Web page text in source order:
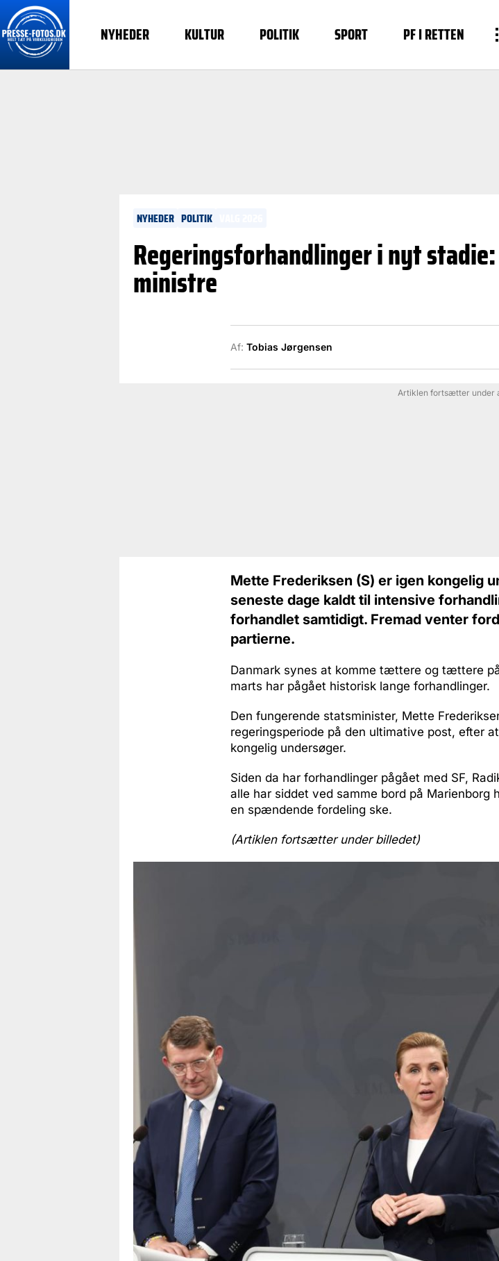
NYHEDER KULTUR POLITIK SPORT PF I RETTEN
NYHEDER POLITIK
Regeringsforhandlinger i nyt
ministre
Af: Tobias Jørgensen
Artiklen fortsætter under
Mette Frederiksen (S) er igen kongelig
seneste dage kaldt til intensive
forhandlet samtidigt. Fremad venter
partierne.
Danmark synes at komme tættere og tættere
marts har pågået historisk lange forhandlinger.
Den fungerende statsminister, Mette
regeringsperiode på den ultimative post, efter
kongelig undersøger.
Siden da har forhandlinger pågået med SF,
alle har siddet ved samme bord på Marienborg
en spændende fordeling ske.
(Artiklen fortsætter under billedet)